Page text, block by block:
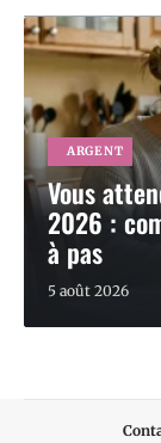
ARGENT
Vous
2026 :
à pas
5 août 2026